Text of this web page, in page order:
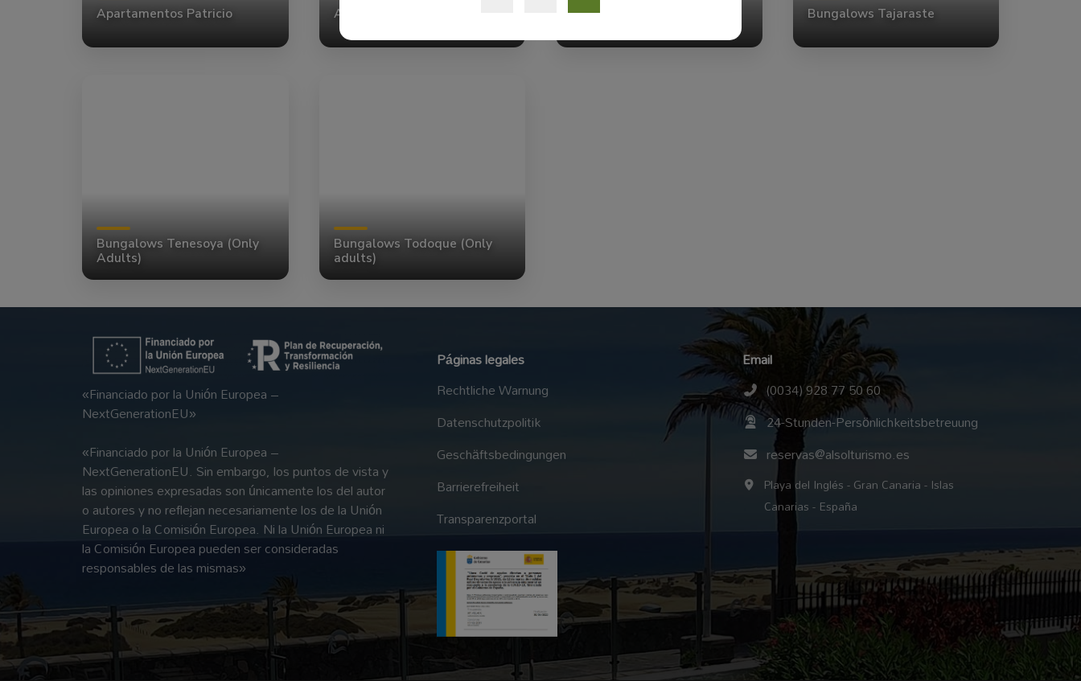
Apartamentos Patricio Apartamentos Walhalla Bungalows Los Leones Bungalows Tajaraste
Bungalows Tenesoya (Only
Adults)
Bungalows Todoque (Only
adults)
«Financiado por la Unión Europea –
NextGenerationEU»
«Financiado por la Unión Europea –
NextGenerationEU. Sin embargo, los puntos de vista y
las opiniones expresadas son únicamente los del autor
o autores y no reflejan necesariamente los de la Unión
Europea o la Comisión Europea. Ni la Unión Europea ni
la Comisión Europea pueden ser consideradas
responsables de las mismas»
Páginas legales
Rechtliche Warnung
Datenschutzpolitik
Geschäftsbedingungen
Barrierefreiheit
Transparenzportal
Email
(0034) 928 77 50 60
24-Stunden-Persönlichkeitsbetreuung
reservas@alsolturismo.es
Playa del Inglés - Gran Canaria - Islas
Canarias - España